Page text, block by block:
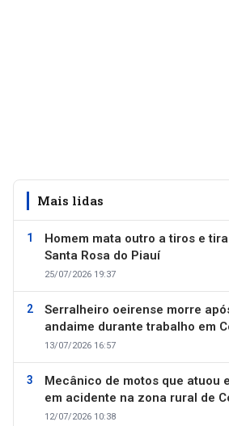
Mais lidas
Homem mata outro a tiros e
Santa Rosa do Piauí
25/07/2026 19:37
Serralheiro oeirense morre
andaime durante trabalho em
13/07/2026 16:57
Mecânico de motos que atuou
em acidente na zona rural de
12/07/2026 10:38